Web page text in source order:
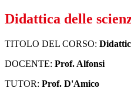
Didattica delle
TITOLO DEL CORSO:
DOCENTE: Prof. Alfonsi
TUTOR: Prof. D'Amico